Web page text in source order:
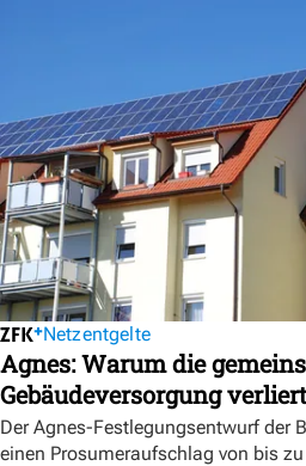
Netzentgelte
Agnes: Warum die
Gebäudeversorgung verliert
Der Agnes-Festlegungsentwurf der
einen Prosumeraufschlag von bis